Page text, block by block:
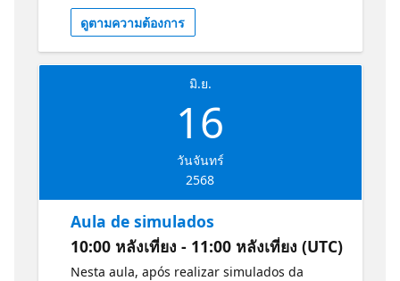
liberar sua criatividade e abrir novas
possibilidades para sua carreira.
Informações e Guia de Estudos para o
Exame: Conceitos básicos da IA do Azure
ดูตามความต้องการ
มิ.ย.
16
วันจันทร์
2568
Aula de simulados
10:00 หลังเที่ยง - 11:00 หลังเที่ยง (UTC)
Nesta aula, após realizar simulados da